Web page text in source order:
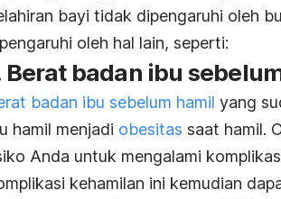
bayi tidak dipengaruhi oleh
oleh hal lain, seperti:
Berat badan ibu
badan ibu sebelum hamil yang
hamil menjadi obesitas saat hamil.
Anda untuk mengalami
kehamilan ini kemudian